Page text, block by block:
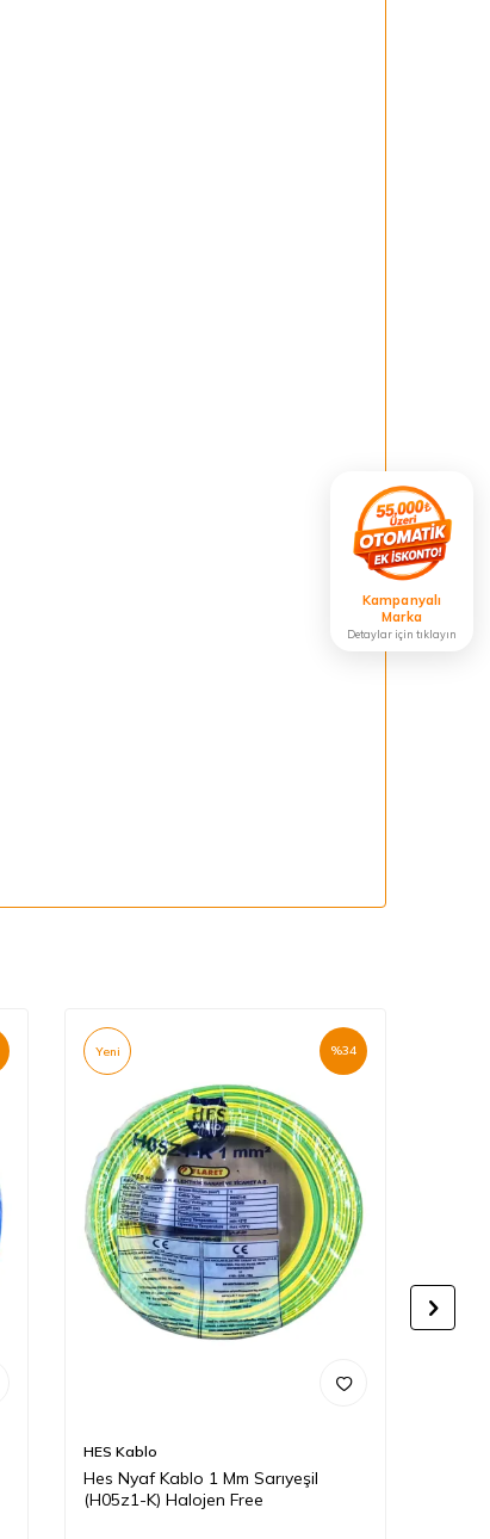
%34
Yeni
HES Kablo
Hes Nyaf Kablo 1 Mm Sarıyeşil
(H05z1-K) Halojen Free
Kampanyalı
Marka
Detaylar için tıklayın